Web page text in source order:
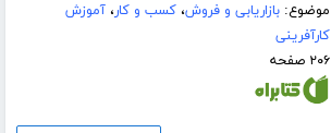
موضوع:بازاریابی و فروش،کسب و کار،آموزش
کارآفرینی
۲۰۶ صفحه